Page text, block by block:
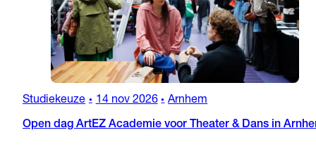
Studiekeuze • 14 nov 2026 • Arnhem
Open dag ArtEZ Academie voor Theater & Dans in